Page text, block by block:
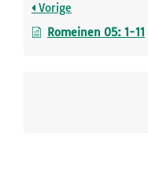
Vorige
Romeinen 05: 1-11